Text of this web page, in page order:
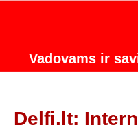
Vadovams ir
Delfi.lt: